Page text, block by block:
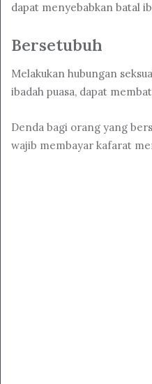
dapat menyebabkan batal
Bersetubuh
Melakukan hubungan
ibadah puasa, dapat
Denda bagi orang yang
wajib membayar kafarat